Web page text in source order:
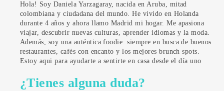
Hola! Soy Daniela Yarzagaray, nacida en Aruba, mitad
colombiana y ciudadana del mundo. He vivido en Holanda
durante 4 años y ahora llamo Madrid mi hogar. Me apasiona
viajar, descubrir nuevas culturas, aprender idiomas y la moda.
Además, soy una auténtica foodie: siempre en busca de buenos
restaurantes, cafés con encanto y los mejores brunch spots.
Estoy aqui para ayudarte a sentirte en casa desde el día uno
¿Tienes alguna duda?